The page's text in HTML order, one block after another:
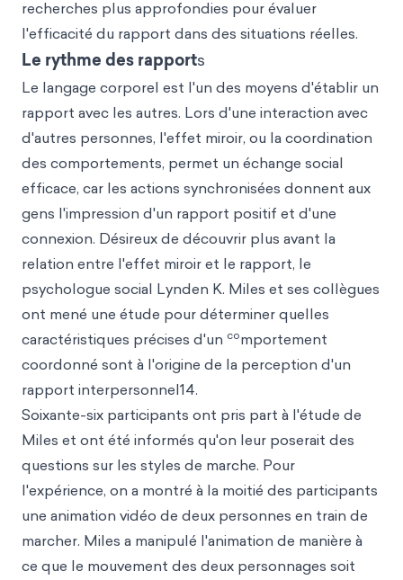
recherches plus approfondies pour évaluer
l'efficacité du rapport dans des situations réelles.
Le rythme des rapports
Le langage corporel est l'un des moyens d'établir un
rapport avec les autres. Lors d'une interaction avec
d'autres personnes, l'effet miroir, ou la coordination
des comportements, permet un échange social
efficace, car les actions synchronisées donnent aux
gens l'impression d'un rapport positif et d'une
connexion. Désireux de découvrir plus avant la
relation entre l'effet miroir et le rapport, le
psychologue social Lynden K. Miles et ses collègues
ont mené une étude pour déterminer quelles
caractéristiques précises d'un comportement
coordonné sont à l'origine de la perception d'un
rapport interpersonnel14.
Soixante-six participants ont pris part à l'étude de
Miles et ont été informés qu'on leur poserait des
questions sur les styles de marche. Pour
l'expérience, on a montré à la moitié des participants
une animation vidéo de deux personnes en train de
marcher. Miles a manipulé l'animation de manière à
ce que le mouvement des deux personnages soit